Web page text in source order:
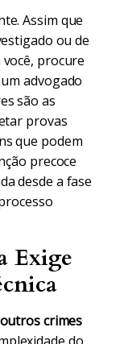
Assim que
ou de
procure
advogado
são as
provas
que podem
precoce
desde a fase
Exige
crimes